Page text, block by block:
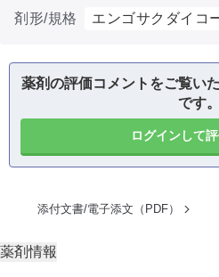
剤形/規格
エンゴサクダイコ
薬剤の評価コメントをご覧い
です。
ログインして
添付文書/電子添文（PDF）
薬剤情報